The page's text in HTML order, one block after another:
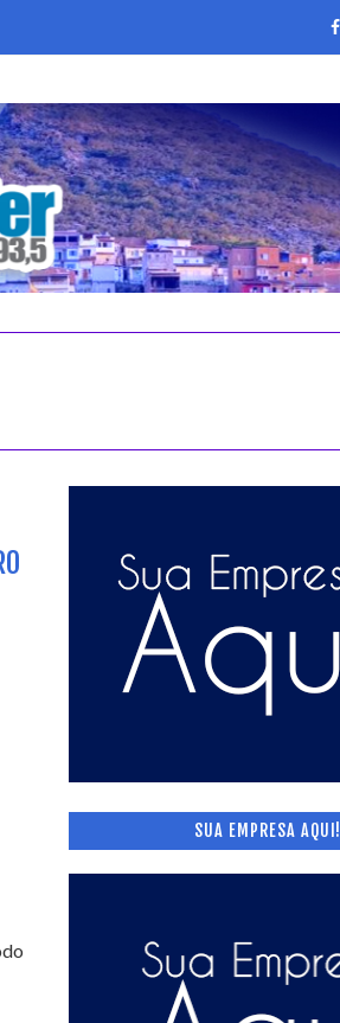
SUA EMPRESA AQUI!